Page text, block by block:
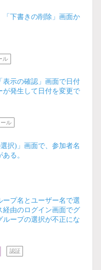
「下書きの削除」画面か
ル
表示の確認」画面で日付
が発生して日付を変更で
ル
択)」画面で、参加者名
る。
プ名とユーザー名で選
経由のログイン画面でグ
ループの選択が不正にな
認証